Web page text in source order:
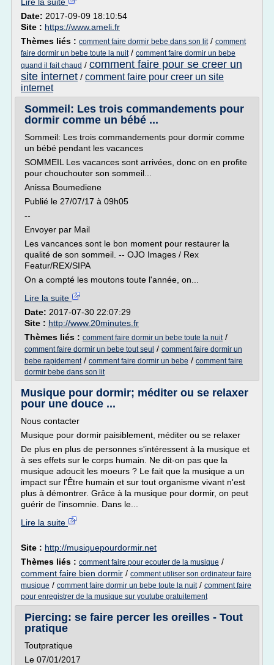
Date: 2017-09-09 18:10:54
Site : https://www.ameli.fr
Thèmes liés : comment faire dormir bebe dans son lit/ comment
faire dormir un bebe toute la nuit/ comment faire dormir un bebe
quand il fait chaud / comment faire pour se creer un
site internet / comment faire pour creer un site
internet
Sommeil: Les trois commandements pour
dormir comme un bébé ...
Sommeil: Les trois commandements pour dormir comme
un bébé pendant les vacances
SOMMEIL Les vacances sont arrivées, donc on en profite
pour chouchouter son sommeil...
Anissa Boumediene
Publié le 27/07/17 à 09h05
--
Envoyer par Mail
Les vancances sont le bon moment pour restaurer la
qualité de son sommeil. -- OJO Images / Rex
Featur/REX/SIPA
On a compté les moutons toute l'année, on...
Lire la suite
Date: 2017-07-30 22:07:29
Site : http://www.20minutes.fr
Thèmes liés : comment faire dormir un bebe toute la nuit/
comment faire dormir un bebe tout seul / comment faire dormir un
bebe rapidement/ comment faire dormir un bebe / comment faire
dormir bebe dans son lit
Musique pour dormir; méditer ou se relaxer
pour une douce ...
Nous contacter
Musique pour dormir paisiblement, méditer ou se relaxer
De plus en plus de personnes s'intéressent à la musique et
à ses effets sur le corps humain. Ne dit-on pas que la
musique adoucit les moeurs ? Le fait que la musique a un
impact sur l'Être humain et sur tout organisme vivant n'est
plus à démontrer. Grâce à la musique pour dormir, on peut
guérir de l'insomnie. Dans le...
Lire la suite
Site : http://musiquepourdormir.net
Thèmes liés : comment faire pour ecouter de la musique /
comment faire bien dormir / comment utiliser son ordinateur faire
musique / comment faire dormir un bebe toute la nuit/ comment faire
pour enregistrer de la musique sur youtube gratuitement
Piercing: se faire percer les oreilles - Tout
pratique
Toutpratique
Le 07/01/2017